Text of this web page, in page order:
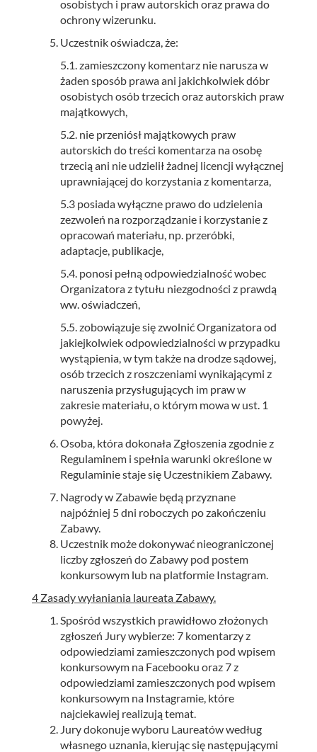
osobistych i praw autorskich oraz prawa do
ochrony wizerunku.
Uczestnik oświadcza, że:
5.1. zamieszczony komentarz nie narusza w
żaden sposób prawa ani jakichkolwiek dóbr
osobistych osób trzecich oraz autorskich praw
majątkowych,
5.2. nie przeniósł majątkowych praw
autorskich do treści komentarza na osobę
trzecią ani nie udzielił żadnej licencji wyłącznej
uprawniającej do korzystania z komentarza,
5.3 posiada wyłączne prawo do udzielenia
zezwoleń na rozporządzanie i korzystanie z
opracowań materiału, np. przeróbki,
adaptacje, publikacje,
5.4. ponosi pełną odpowiedzialność wobec
Organizatora z tytułu niezgodności z prawdą
ww. oświadczeń,
5.5. zobowiązuje się zwolnić Organizatora od
jakiejkolwiek odpowiedzialności w przypadku
wystąpienia, w tym także na drodze sądowej,
osób trzecich z roszczeniami wynikającymi z
naruszenia przysługujących im praw w
zakresie materiału, o którym mowa w ust. 1
powyżej.
Osoba, która dokonała Zgłoszenia zgodnie z
Regulaminem i spełnia warunki określone w
Regulaminie staje się Uczestnikiem Zabawy.
Nagrody w Zabawie będą przyznane
najpóźniej 5 dni roboczych po zakończeniu
Zabawy.
Uczestnik może dokonywać nieograniczonej
liczby zgłoszeń do Zabawy pod postem
konkursowym lub na platformie Instagram.
4 Zasady wyłaniania laureata Zabawy.
Spośród wszystkich prawidłowo złożonych
zgłoszeń Jury wybierze: 7 komentarzy z
odpowiedziami zamieszczonych pod wpisem
konkursowym na Facebooku oraz 7 z
odpowiedziami zamieszczonych pod wpisem
konkursowym na Instagramie, które
najciekawiej realizują temat.
Jury dokonuje wyboru Laureatów według
własnego uznania, kierując się następującymi